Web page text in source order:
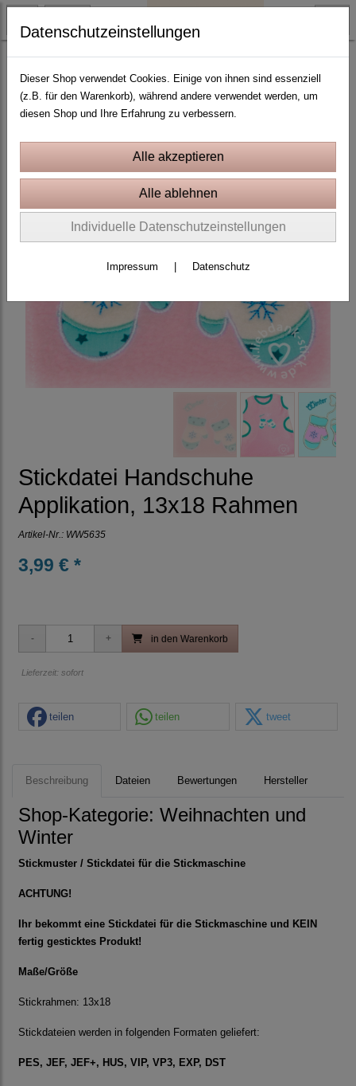
Weihnachten und Winter
Stickdatei Handschuhe
Applikation, 13x18 Rahmen
Artikel-Nr.: WW5635
3,99 € *
in den Warenkorb
Lieferzeit: sofort
teilen teilen tweet
Beschreibung Dateien Bewertungen Hersteller
Shop-Kategorie: Weihnachten und
Winter
Stickmuster / Stickdatei für die Stickmaschine
ACHTUNG!
Ihr bekommt eine Stickdatei für die Stickmaschine und KEIN
fertig gesticktes Produkt!
Maße/Größe
Stickrahmen: 13x18
Stickdateien werden in folgenden Formaten geliefert:
PES, JEF, JEF+, HUS, VIP, VP3, EXP, DST
Datenschutzeinstellungen
Dieser Shop verwendet Cookies. Einige von ihnen sind essenziell
(z.B. für den Warenkorb), während andere verwendet werden, um
diesen Shop und Ihre Erfahrung zu verbessern.
Individuelle Datenschutzeinstellungen
Impressum Datenschutz